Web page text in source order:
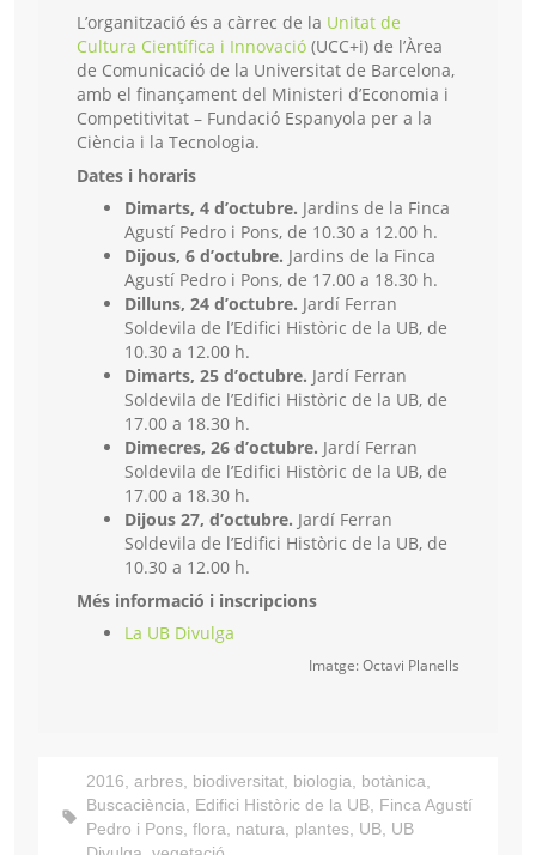
L’organització és a càrrec de la Unitat de
Cultura Científica i Innovació (UCC+i) de l’Àrea
de Comunicació de la Universitat de Barcelona,
amb el finançament del Ministeri d’Economia i
Competitivitat – Fundació Espanyola per a la
Ciència i la Tecnologia.
Dates i horaris
Dimarts, 4 d’octubre. Jardins de la Finca
Agustí Pedro i Pons, de 10.30 a 12.00 h.
Dijous, 6 d’octubre. Jardins de la Finca
Agustí Pedro i Pons, de 17.00 a 18.30 h.
Dilluns, 24 d’octubre. Jardí Ferran
Soldevila de l’Edifici Històric de la UB, de
10.30 a 12.00 h.
Dimarts, 25 d’octubre. Jardí Ferran
Soldevila de l’Edifici Històric de la UB, de
17.00 a 18.30 h.
Dimecres, 26 d’octubre. Jardí Ferran
Soldevila de l’Edifici Històric de la UB, de
17.00 a 18.30 h.
Dijous 27, d’octubre. Jardí Ferran
Soldevila de l’Edifici Històric de la UB, de
10.30 a 12.00 h.
Més informació i inscripcions
La UB Divulga
Imatge: Octavi Planells
2016, arbres, biodiversitat, biologia, botànica,
Buscaciència, Edifici Històric de la UB, Finca Agustí
Pedro i Pons, flora, natura, plantes, UB, UB